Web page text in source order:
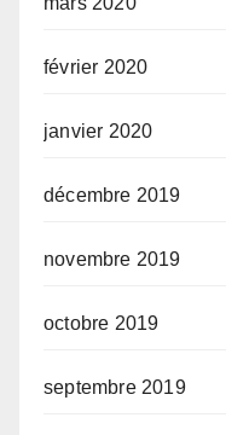
février 2020
janvier 2020
décembre 2019
novembre 2019
octobre 2019
septembre 2019